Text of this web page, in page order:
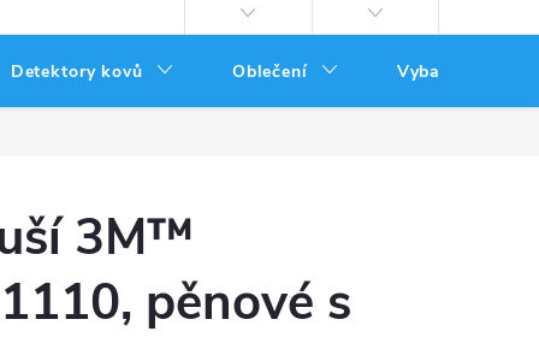
Detektory kovů Oblečení Vybavení
3M™
pěnové s